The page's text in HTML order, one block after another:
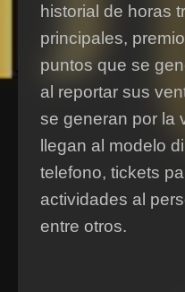
historial de horas
principales,
puntos que se
al reportar sus
se generan por la
llegan al modelo
telefono, tickets
actividades al
entre otros.